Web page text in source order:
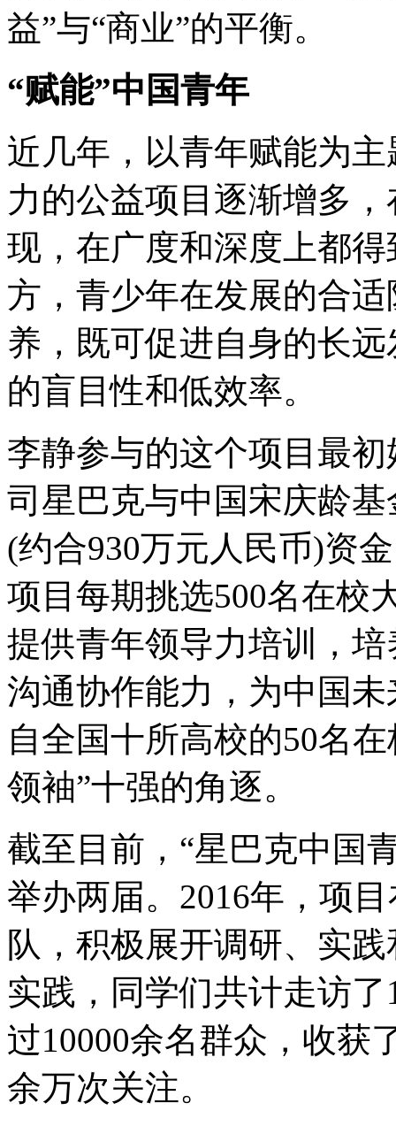
益”与“商业”的平衡。
“赋能”中国青年
近几年，以青年赋能为
力的公益项目逐渐增多
现，在广度和深度上都
方，青少年在发展的合
养，既可促进自身的长
的盲目性和低效率。
李静参与的这个项目最
司星巴克与中国宋庆龄
(约合930万元人民币)资
项目每期挑选500名在校
提供青年领导力培训，
沟通协作能力，为中国
自全国十所高校的50名
领袖”十强的角逐。
截至目前，“星巴克中国
举办两届。2016年，项
队，积极展开调研、实
实践，同学们共计走访
过10000余名群众，收获
余万次关注。